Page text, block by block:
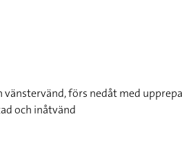
förs nedåt med
och inåtvänd